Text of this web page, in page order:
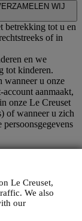
Le Creuset,
We also
our
WIJ
betrekking tot u en
of in
en we
tot kinderen.
wanneer u onze
aanmaakt,
onze Le Creuset
of wanneer u zich
een Le
tijdstip van